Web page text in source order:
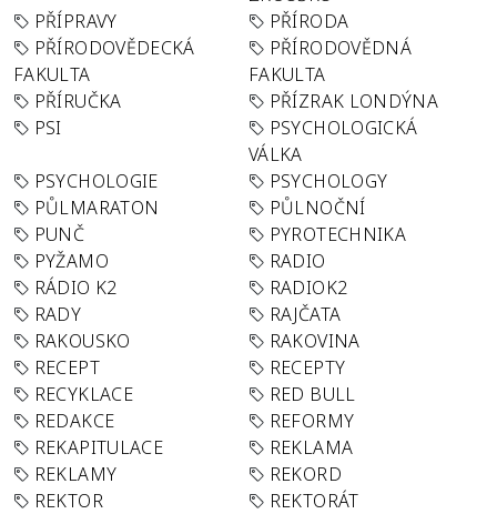
PŘÍPRAVY
PŘÍRODA
PŘÍRODOVĚDECKÁ
FAKULTA
PŘÍRODOVĚDNÁ
FAKULTA
PŘÍRUČKA
PŘÍZRAK LONDÝNA
PSI
PSYCHOLOGICKÁ
VÁLKA
PSYCHOLOGIE
PSYCHOLOGY
PŮLMARATON
PŮLNOČNÍ
PUNČ
PYROTECHNIKA
PYŽAMO
RADIO
RÁDIO K2
RADIOK2
RADY
RAJČATA
RAKOUSKO
RAKOVINA
RECEPT
RECEPTY
RECYKLACE
RED BULL
REDAKCE
REFORMY
REKAPITULACE
REKLAMA
REKLAMY
REKORD
REKTOR
REKTORÁT